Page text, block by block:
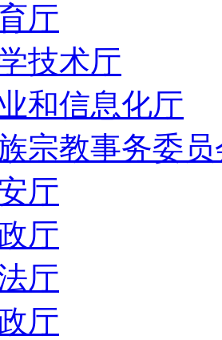
厅
技术厅
和信息化厅
宗教事务委员
厅
厅
厅
厅